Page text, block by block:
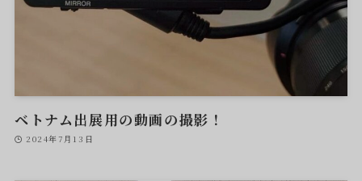
ベトナム出展用の動画の撮影！
2024年7月13日